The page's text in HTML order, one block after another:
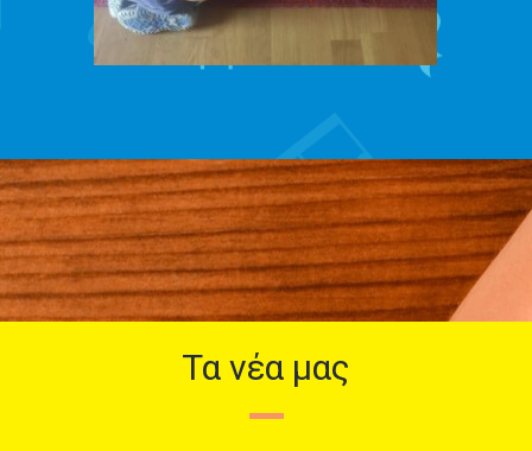
Τα νέα μας